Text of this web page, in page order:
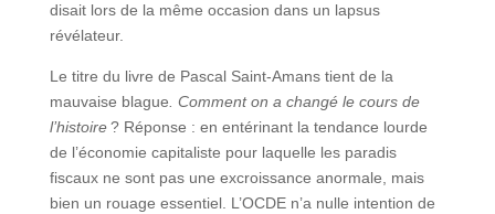
disait lors de la même occasion dans un lapsus
révélateur.
Le titre du livre de Pascal Saint-Amans tient de la
mauvaise blague . Comment on a changé le cours de
l’histoire? Réponse : en entérinant la tendance lourde
de l’économie capitaliste pour laquelle les paradis
fiscaux ne sont pas une excroissance anormale, mais
bien un rouage essentiel. L’OCDE n’a nulle intention de